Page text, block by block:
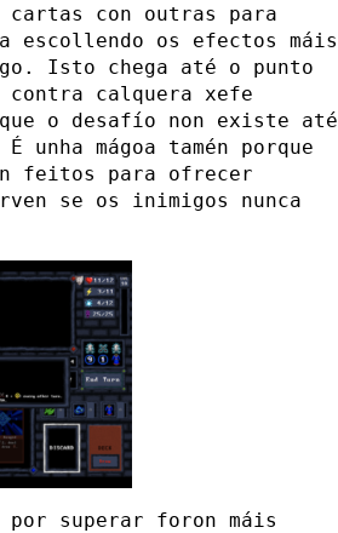
cartas con outras para
escollendo os efectos máis
Isto chega até o punto
contra calquera xefe
o desafío non existe até
unha mágoa tamén porque
feitos para ofrecer
se os inimigos nunca
por superar foron máis